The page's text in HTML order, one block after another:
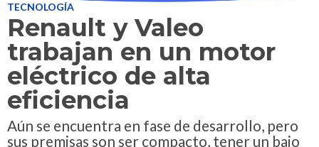
TECNOLOGÍA
Renault y Valeo
trabajan en un motor
eléctrico de alta
eficiencia
Aún se encuentra en fase de desarrollo, pero
sus premisas son ser compacto, tener un bajo